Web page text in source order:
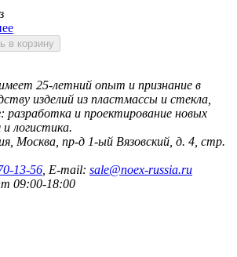
в корзину
25-летний опыт и признание в
изделий из пластмассы и стекла,
разработка и проектирование новых
и логистика.
Москва пр-д 1-ый Вязовский, д. 4, стр.
13-56 , E-mail: sale@noex-russia.ru
09:00-18:00